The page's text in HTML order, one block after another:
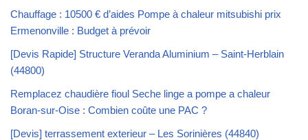
Chauffage : 10500 € d’aides Pompe à chaleur mitsubishi prix
Ermenonville : Budget à prévoir
[Devis Rapide] Structure Veranda Aluminium – Saint-Herblain
(44800)
Remplacez chaudière fioul Seche linge a pompe a chaleur
Boran-sur-Oise : Combien coûte une PAC ?
[Devis] terrassement exterieur – Les Sorinières (44840)